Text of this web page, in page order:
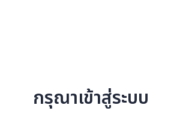
กรุณาเข้าสู่ระบบ